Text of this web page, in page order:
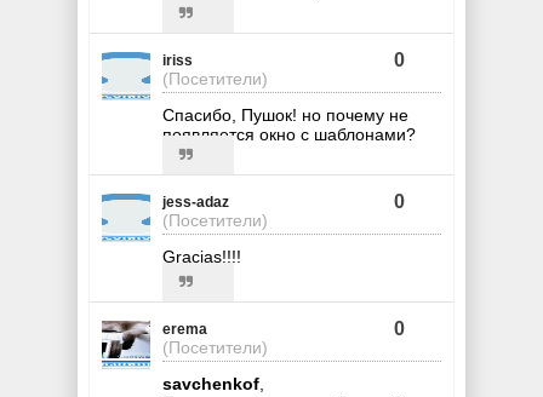
iriss
(Посетители)
0
Спасибо, Пушок! но почему не
появляется окно с шаблонами?
jess-adaz
(Посетители)
0
Gracias!!!!
erema
(Посетители)
0
savchenkof,